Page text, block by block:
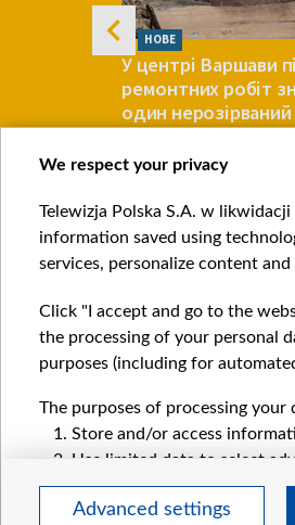
НОВЕ
У центрі Варшави
ремонтних робіт
один
ПОЛЬЩА
Item
1
of
We respect your privacy
Telewizja Polska S.A. w
information saved using
services, personalize content
Click "I accept and go to the
the processing of your personal
purposes (including for
The purposes of processing
Store and/or access
Use limited data to select
Create profiles for
Use profiles to select
Advanced settings